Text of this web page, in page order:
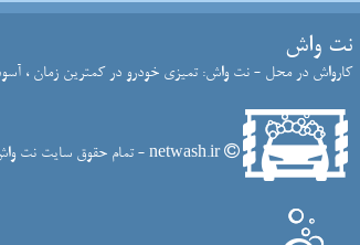
نت واش
کارواش در محل - نت واش: تمیزی خودرو در کمترین زمان ،
netwash.ir - تمام حقوق سایت نت واش محفوظ است